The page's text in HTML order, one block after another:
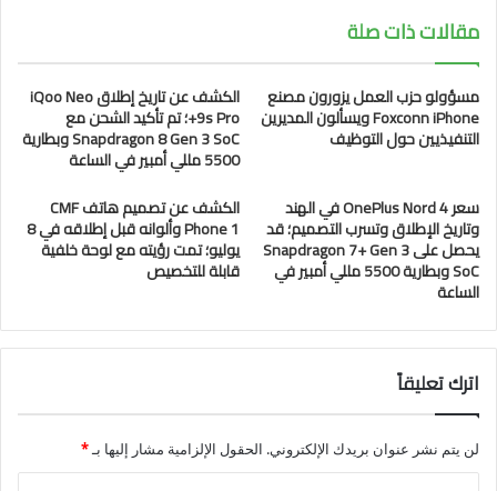
مقالات ذات صلة
مسؤولو حزب العمل يزورون مصنع
Foxconn iPhone ويسألون المديرين
التنفيذيين حول التوظيف
الكشف عن تاريخ إطلاق iQoo Neo
9s Pro+؛ تم تأكيد الشحن مع
Snapdragon 8 Gen 3 SoC وبطارية
5500 مللي أمبير في الساعة
سعر OnePlus Nord 4 في الهند
وتاريخ الإطلاق وتسرب التصميم؛ قد
يحصل على Snapdragon 7+ Gen 3
SoC وبطارية 5500 مللي أمبير في
الساعة
الكشف عن تصميم هاتف CMF
Phone 1 وألوانه قبل إطلاقه في 8
يوليو؛ تمت رؤيته مع لوحة خلفية
قابلة للتخصيص
اترك تعليقاً
لن يتم نشر عنوان بريدك الإلكتروني. الحقول الإلزامية مشار إليها بـ*